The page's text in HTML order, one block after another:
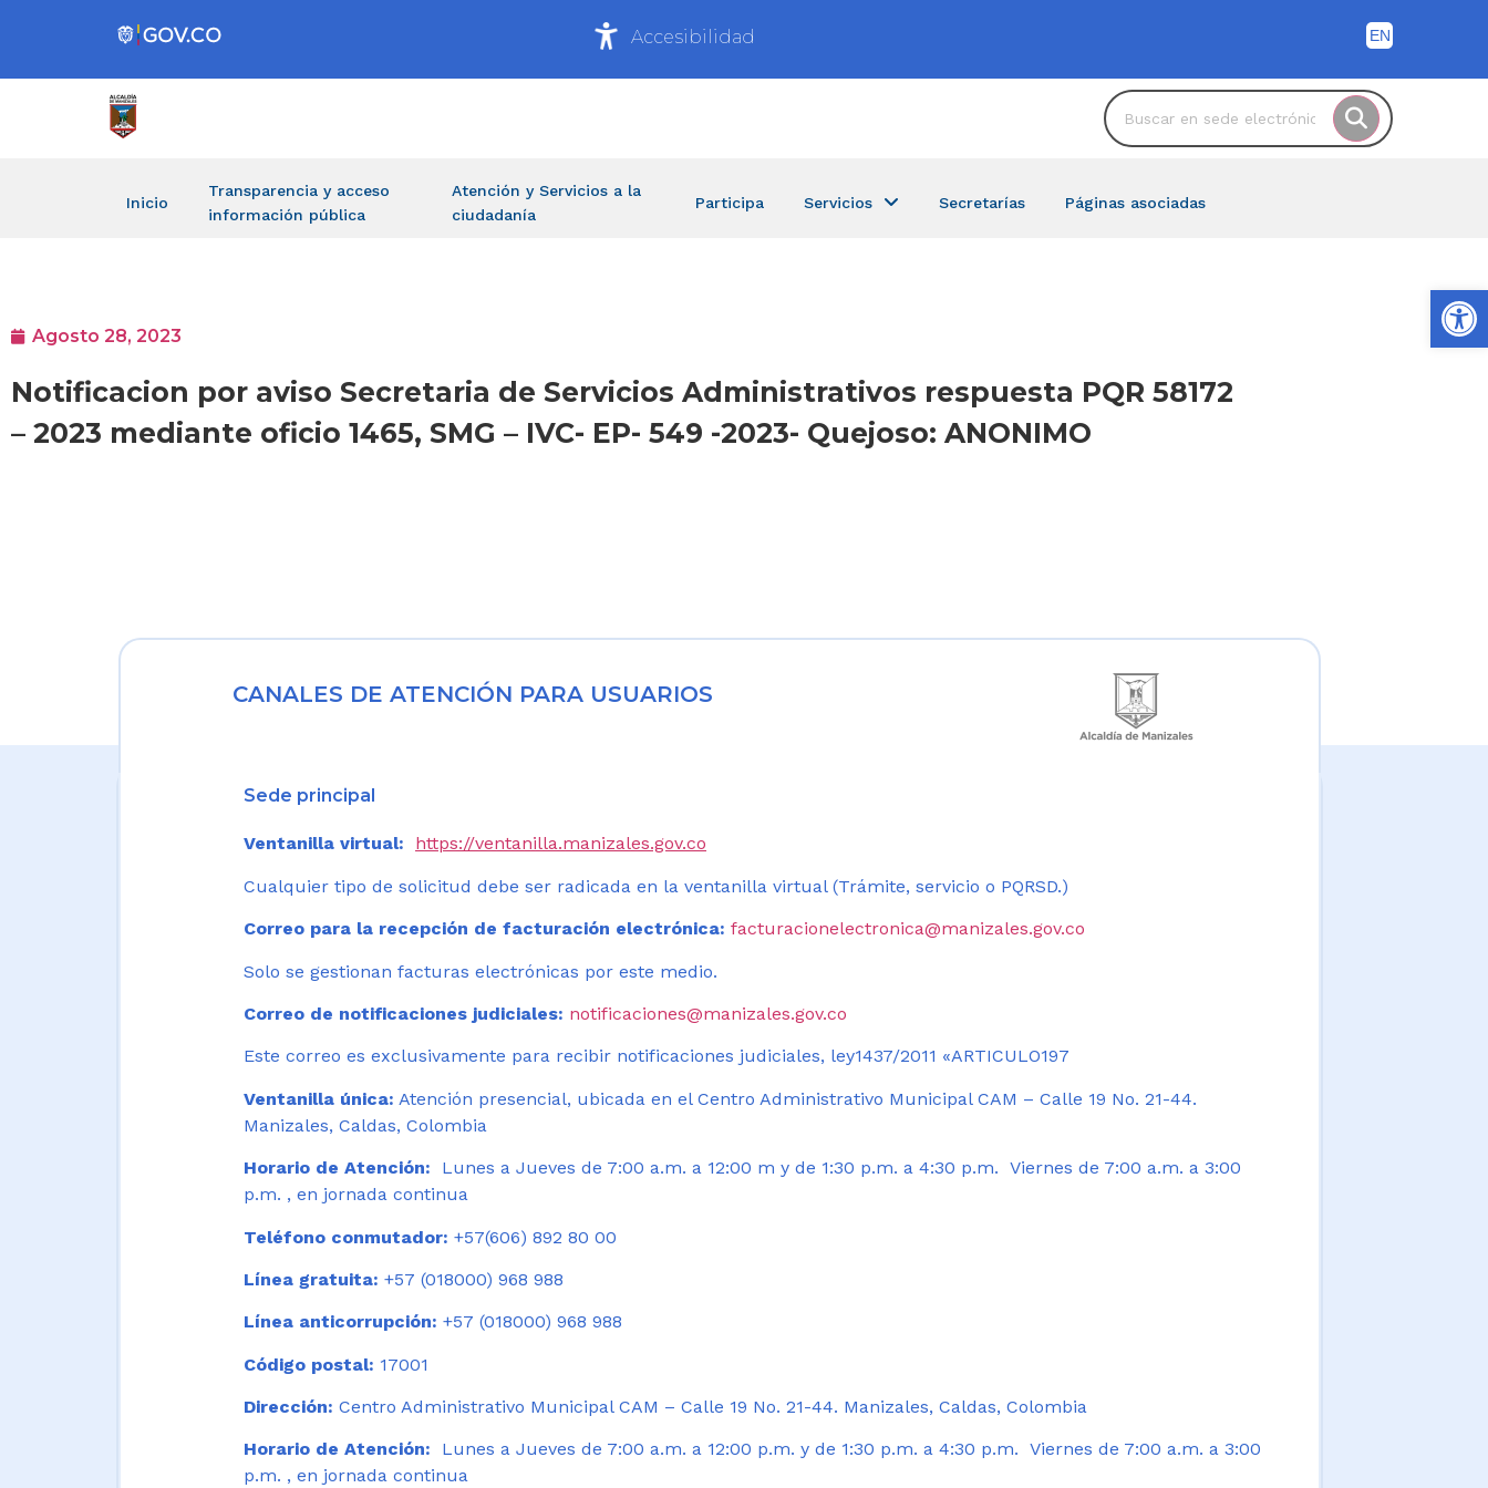
Accesibilidad
Inicio
Transparencia y acceso
información pública
Atención y Servicios a la
ciudadanía
Participa Servicios Secretarías Páginas asociadas
Agosto 28, 2023
Notificacion por aviso Secretaria de Servicios Administrativos respuesta PQR 58172
– 2023 mediante oficio 1465, SMG – IVC- EP- 549 -2023- Quejoso: ANONIMO
CANALES DE ATENCIÓN PARA USUARIOS
Sede principal
Ventanilla virtual: https://ventanilla.manizales.gov.co
Cualquier tipo de solicitud debe ser radicada en la ventanilla virtual (Trámite, servicio o PQRSD.)
Correo para la recepción de facturación electrónica: facturacionelectronica@manizales.gov.co
Solo se gestionan facturas electrónicas por este medio.
Correo de notificaciones judiciales: notificaciones@manizales.gov.co
Este correo es exclusivamente para recibir notificaciones judiciales, ley1437/2011 «ARTICULO197
Ventanilla única: Atención presencial, ubicada en el Centro Administrativo Municipal CAM – Calle 19 No. 21-44.
Manizales, Caldas, Colombia
Horario de Atención:
Lunes a Jueves de 7:00 a.m. a 12:00 m y de 1:30 p.m. a 4:30 p.m. Viernes de 7:00 a.m. a 3:00
p.m. , en jornada continua
Teléfono conmutador: +57(606) 892 80 00
Línea gratuita: +57 (018000) 968 988
Línea anticorrupción: +57 (018000) 968 988
Código postal: 17001
Dirección: Centro Administrativo Municipal CAM – Calle 19 No. 21-44. Manizales, Caldas, Colombia
Horario de Atención: Lunes a Jueves de 7:00 a.m. a 12:00 p.m. y de 1:30 p.m. a 4:30 p.m. Viernes de 7:00 a.m. a 3:00
p.m. , en jornada continua